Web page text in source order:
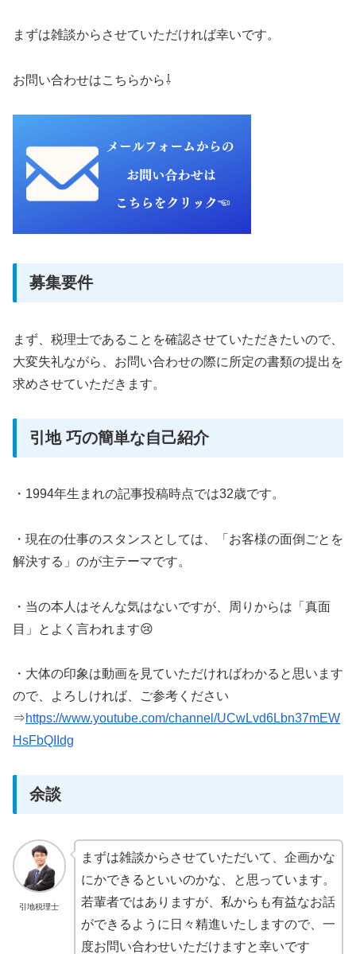
まずは雑談からさせていただければ幸いです。
お問い合わせはこちらから⇩
募集要件
まず、税理士であることを確認させていただきたいので、
大変失礼ながら、お問い合わせの際に所定の書類の提出を
求めさせていただきます。
引地 巧の簡単な自己紹介
・1994年生まれの記事投稿時点では32歳です。
・現在の仕事のスタンスとしては、「お客様の面倒ごとを
解決する」のが主テーマです。
・当の本人はそんな気はないですが、周りからは「真面
目」とよく言われます😢
・大体の印象は動画を見ていただければわかると思います
ので、よろしければ、ご参考ください
⇒https://www.youtube.com/channel/UCwLvd6Lbn37mEW
HsFbQIIdg
余談
引地税理士
まずは雑談からさせていただいて、企画かな
にかできるといいのかな、と思っています。
若輩者ではありますが、私からも有益なお話
ができるように日々精進いたしますので、一
度お問い合わせいただけますと幸いです